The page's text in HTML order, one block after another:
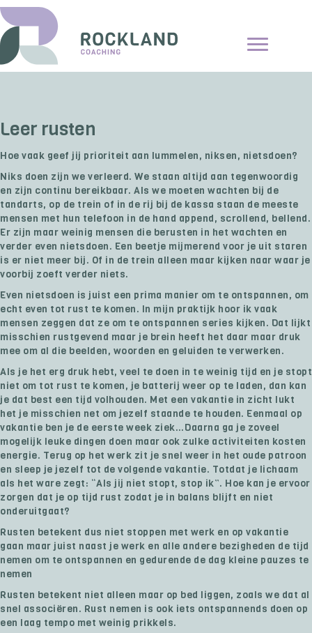
Leer rusten
Hoe vaak geef jij prioriteit aan lummelen, niksen, nietsdoen?
Niks doen zijn we verleerd. We staan altijd aan tegenwoordig
en zijn continu bereikbaar. Als we moeten wachten bij de
tandarts, op de trein of in de rij bij de kassa staan de meeste
mensen met hun telefoon in de hand append, scrollend, bellend.
Er zijn maar weinig mensen die berusten in het wachten en
verder even nietsdoen. Een beetje mijmerend voor je uit staren
is er niet meer bij. Of in de trein alleen maar kijken naar waar je
voorbij zoeft verder niets.
Even nietsdoen is juist een prima manier om te ontspannen, om
echt even tot rust te komen. In mijn praktijk hoor ik vaak
mensen zeggen dat ze om te ontspannen series kijken. Dat lijkt
misschien rustgevend maar je brein heeft het daar maar druk
mee om al die beelden, woorden en geluiden te verwerken.
Als je het erg druk hebt, veel te doen in te weinig tijd en je stopt
niet om tot rust te komen, je batterij weer op te laden, dan kan
je dat best een tijd volhouden. Met een vakantie in zicht lukt
het je misschien net om jezelf staande te houden. Eenmaal op
vakantie ben je de eerste week ziek…Daarna ga je zoveel
mogelijk leuke dingen doen maar ook zulke activiteiten kosten
energie. Terug op het werk zit je snel weer in het oude patroon
en sleep je jezelf tot de volgende vakantie. Totdat je lichaam
als het ware zegt: “Als jij niet stopt, stop ik”. Hoe kan je ervoor
zorgen dat je op tijd rust zodat je in balans blijft en niet
onderuitgaat?
Rusten betekent dus niet stoppen met werk en op vakantie
gaan maar juist naast je werk en alle andere bezigheden de tijd
nemen om te ontspannen en gedurende de dag kleine pauzes te
nemen
Rusten betekent niet alleen maar op bed liggen, zoals we dat al
snel associëren. Rust nemen is ook iets ontspannends doen op
een laag tempo met weinig prikkels.